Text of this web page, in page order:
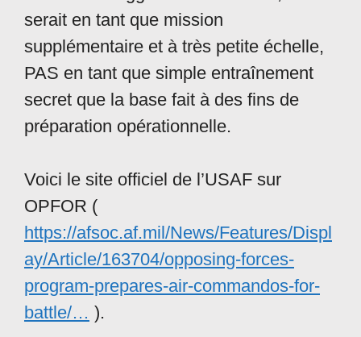
serait en tant que mission
supplémentaire et à très petite échelle,
PAS en tant que simple entraînement
secret que la base fait à des fins de
préparation opérationnelle.
Voici le site officiel de l’USAF sur
OPFOR (
https://afsoc.af.mil/News/Features/Displ
ay/Article/163704/opposing-forces-
program-prepares-air-commandos-for-
battle/… ).